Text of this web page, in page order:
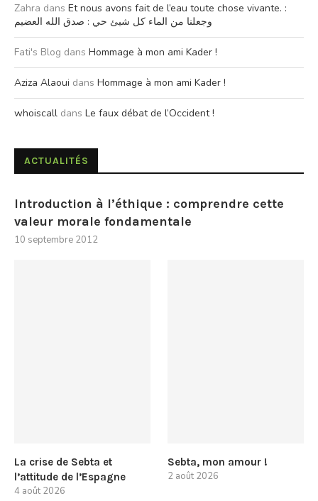
Zahra dans Et nous avons fait de l’eau toute chose vivante. :
وجعلنا من الماء كل شيئ حي : صدق الله العضيم
Fati's Blog dans Hommage à mon ami Kader !
Aziza Alaoui dans Hommage à mon ami Kader !
whoiscall dans Le faux débat de l’Occident !
ACTUALITÉS
Introduction à l’éthique : comprendre cette
valeur morale fondamentale
10 septembre 2012
La crise de Sebta et
l’attitude de l’Espagne
4 août 2026
Sebta, mon amour !
2 août 2026